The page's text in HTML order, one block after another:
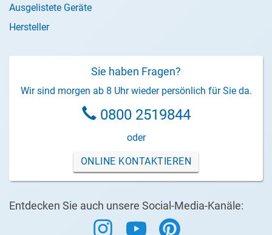
Ausgelistete Geräte
Hersteller
Sie haben Fragen?
Wir sind morgen ab 8 Uhr wieder persönlich für Sie da.
0800 2519844
oder
ONLINE KONTAKTIEREN
Entdecken Sie auch unsere Social-Media-Kanäle: